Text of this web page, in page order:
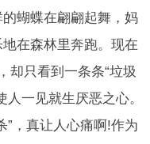
蝴蝶在翩翩起舞，妈
在森林里奔跑。现在
却只看到一条条“垃圾
一见就生厌恶之心。
”，真让人心痛啊!作为